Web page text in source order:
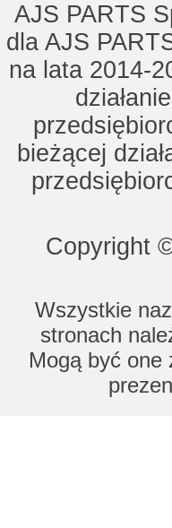
AJS PARTS
dla AJS
na lata 2014-
bieżącej
Copyright
Wszystkie
stronach
Mogą być one